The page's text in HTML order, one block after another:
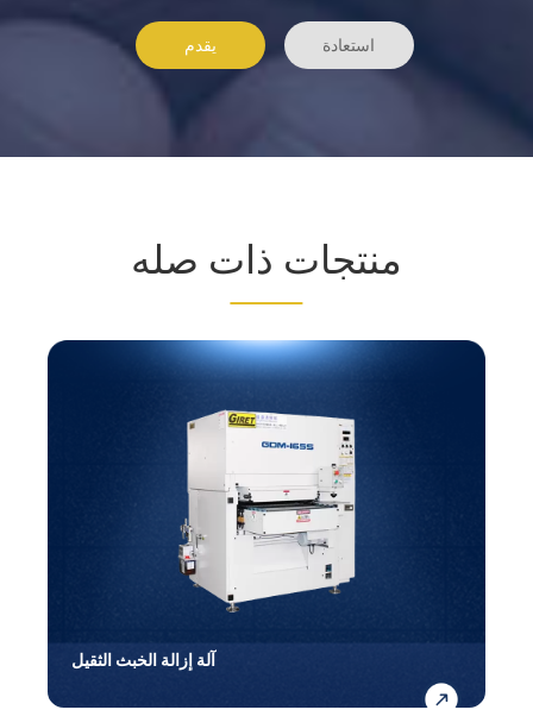
منتجات ذات صله
آلة إزالة الخبث الثقيل